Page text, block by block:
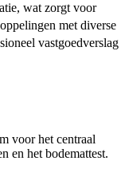
wat zorgt voor
met diverse
vastgoedverslag
voor het centraal
en het bodemattest.